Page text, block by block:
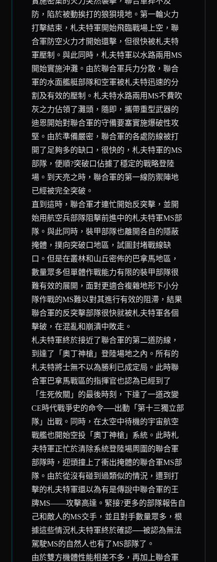
防，陷於被動挨打的狼狽境地。第一輪火力
打擊結束，札夫特軍開始飛臨戰場上空，聯
合軍防空火力才開始還擊，但很快被札夫特
軍壓制。與此同時，札夫特軍以水路兩用MS
開始實施沖灘。由於聯合軍兵力分散，聯合
軍的水面艦艇部隊和空軍被札夫特迅速的分
割及有效的壓制。札夫特水路兩用MS不費吹
灰之力佔領了灘頭，隨即，攜帶重型武器的
迪恩開始對聯合軍的守備要塞實施爆破性攻
堅。由於準備嚴密，聯合軍的各處防線被打
開了足夠多的缺口，很快的，札夫特軍的MS
部隊，便順?突破口佔據了穩定的戰略登陸
場。到天亮之時，聯合軍的第一線防禦陣地
已經被完全突破。
直到這時，聯合軍才連忙開始反突擊，並開
始用航空兵部隊阻擊前進中的札夫特軍MS部
隊。與此同時，裝甲部隊也離開各自的隱蔽
掩體，撲向突破口地區，試圖封堵戰線缺
口。但是在叢林和山丘密佈的巴拿馬地區，
數量眾多但單體作戰能力有限的裝甲部隊很
難有效的展開，面對更適合複雜地形下小分
隊作戰的MS難以對其進行有效的阻滯，結果
聯合軍的反突擊部隊很快就被札夫特軍各個
擊破，在混亂和崩潰中敗走。
札夫特軍終於接近了聯合軍的第二道防線，
到達了「奧丁神槍」登陸場地之內。所有的
札夫特將士無不以為勝利已成定局。此時聯
合軍巴拿馬戰區的指揮官也認為已經到了
「生死攸關」的最後時刻，下達了一道改變
CE時代戰爭史的命令──出動「第十三獨立部
隊」出戰。同時，在太空中待機的宇宙航空
戰艦也開始空投「奧丁神槍」系統。此時札
夫特軍正忙於清除系統登陸場周圍的聯合軍
部隊時，迎頭撞上了衝出掩體的聯合軍MS部
隊。由於從沒有碰到過類似的情況，遭到打
擊的札夫特軍還以為有是傳說中聯合軍的王
牌MS——攻擊高達。緊接?更多的部隊報告自
己和敵人的MS交手，並且對手數量眾多，根
據這些情況札夫特軍終於確認──被認為無法
駕駛MS的自然人也有了MS部隊了。
由於雙方機體性能相差不多，再加上聯合軍